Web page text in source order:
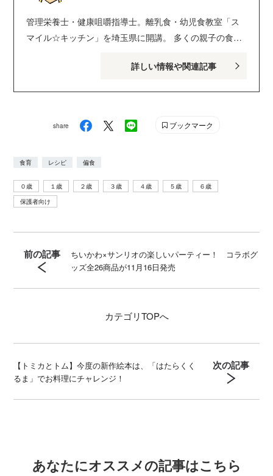
管理栄養士・健康咀嚼指導士。離乳食・幼児食教室「ス
マイル☆キッチン」を埼玉県に開講。 多くの親子の食
ない！ 好き嫌い！ 集中力がない！ などの食の悩み
からだとこころが育つ６歳までの食事のホント』『はじ
めてのおいしい離乳食』など。
詳しい情報や関連記事
share ブックマーク
食育 レシピ 偏食
０歳 １歳 ２歳 ３歳 ４歳 ５歳
６歳
保護者向け
前の記事
ちいかわ×サンリオの楽しいパーティー！ コラボグ
ッズ全26商品が11月16日発売
カテゴリTOPへ
【トミカとトム】今度の新作絵本は、「はたらくく
るま」でお料理にチャレンジ！
次の記事
あなたにオススメの記事はこちら